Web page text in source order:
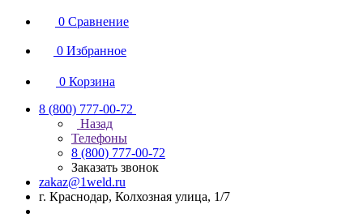
0 Сравнение
0 Избранное
0 Корзина
8 (800) 777-00-72
Назад
Телефоны
8 (800) 777-00-72
Заказать звонок
zakaz@1weld.ru
г. Краснодар, Колхозная улица, 1/7